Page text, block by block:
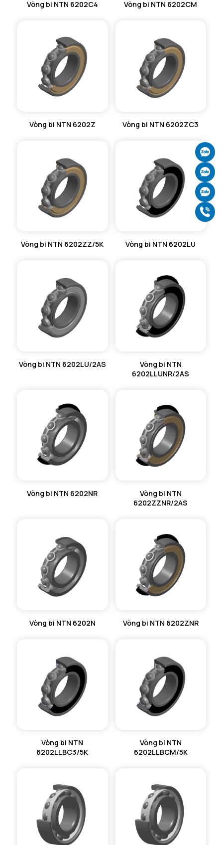
Vòng bi NTN 6202C4 Vòng bi NTN 6202CM
Vòng bi NTN 6202Z Vòng bi NTN 6202ZC3
Vòng bi NTN 6202ZZ/5K Vòng bi NTN 6202LU
Vòng bi NTN 6202LU/2AS
Vòng bi NTN
6202LLUNR/2AS
Vòng bi NTN 6202NR
Vòng bi NTN
6202ZZNR/2AS
Vòng bi NTN 6202N Vòng bi NTN 6202ZNR
Vòng bi NTN
6202LLBC3/5K
Vòng bi NTN
6202LLBCM/5K